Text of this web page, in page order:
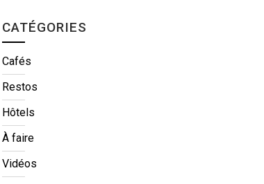
CATÉGORIES
Cafés
Restos
Hôtels
À faire
Vidéos